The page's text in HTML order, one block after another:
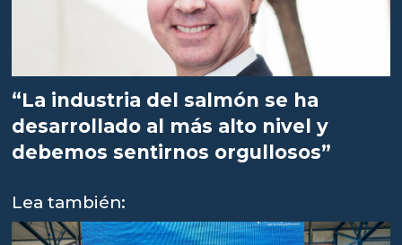
“La industria del salmón se ha
desarrollado al más alto nivel y
debemos sentirnos orgullosos”
Lea también: